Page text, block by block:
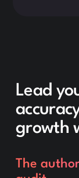
Lead
growth
The